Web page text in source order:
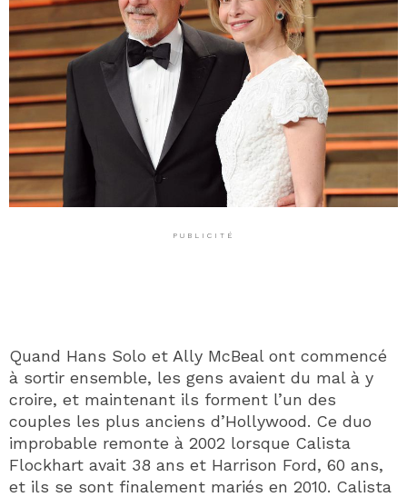
PUBLICITÉ
Quand Hans Solo et Ally McBeal ont commencé
à sortir ensemble, les gens avaient du mal à y
croire, et maintenant ils forment l’un des
couples les plus anciens d’Hollywood. Ce duo
improbable remonte à 2002 lorsque Calista
Flockhart avait 38 ans et Harrison Ford, 60 ans,
et ils se sont finalement mariés en 2010. Calista